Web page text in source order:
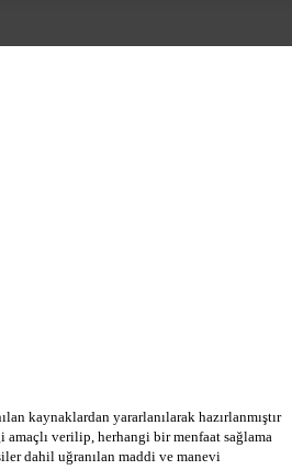
kaynaklardan yararlanılarak hazırlanmıştır
verilip, herhangi bir menfaat sağlama
dahil uğranılan maddi ve manevi